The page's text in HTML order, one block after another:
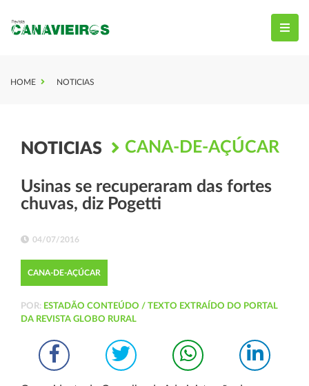
HOME NOTICIAS
NOTICIAS CANA-DE-AÇÚCAR
Usinas se recuperaram das fortes
chuvas, diz Pogetti
04/07/2016
CANA-DE-AÇÚCAR
POR: ESTADÃO CONTEÚDO / TEXTO EXTRAÍDO DO PORTAL
DA REVISTA GLOBO RURAL